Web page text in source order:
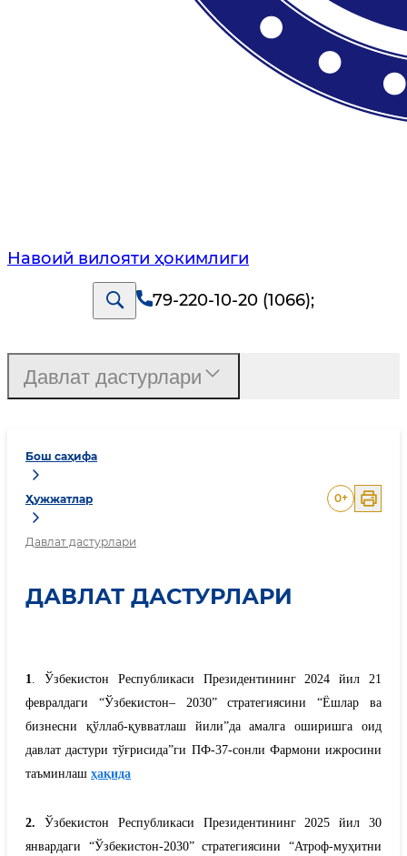
Навоий вилояти ҳокимлиги
79-220-10-20 (1066);
Бош саҳифа
Ҳужжатлар
Давлат дастурлари
0+
ДАВЛАТ ДАСТУРЛАРИ
1. Ўзбекистон Республикаси Президентининг 2024 йил 21
февралдаги “Ўзбекистон– 2030” стратегиясини “Ёшлар ва
бизнесни қўллаб-қувватлаш йили”да амалга оширишга оид
давлат дастури тўғрисида”ги ПФ-37-сонли Фармони ижросини
таъминлаш ҳақида
2. Ўзбекистон Республикаси Президентининг 2025 йил 30
январдаги “Ўзбекистон-2030” стратегиясини “Атроф-муҳитни
Давлат дастурлари